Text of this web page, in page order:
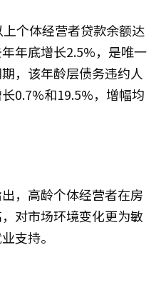
个体经营者贷款余额达
年底增长2.5%，是唯一
，该年龄层债务违约人
0.7%和19.5%，增幅均
，高龄个体经营者在房
对市场环境变化更为敏
支持。